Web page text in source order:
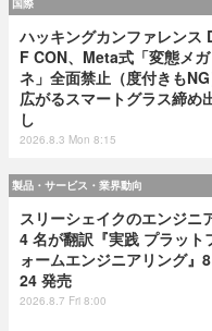
国際
ハッキングカンファレンス
F CON、Meta式「変態メガ
ネ」全面禁止（度付きもNG
広がるスマートグラス締め
し
2026.8.3 Mon 8:15
製品・サービス・業界動向
スリーシェイクのエンジニ
4 名が翻訳『実践 プラット
ォームエンジニアリング』
24 発売
2026.8.7 Fri 8:00